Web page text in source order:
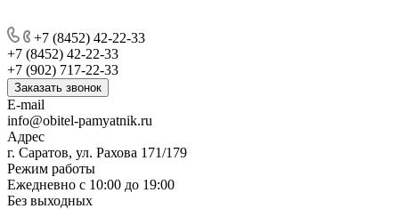
+7 (8452) 42-22-33
+7 (8452) 42-22-33
+7 (902) 717-22-33
Заказать звонок
E-mail
info@obitel-pamyatnik.ru
Адрес
г. Саратов, ул. Рахова 171/179
Режим работы
Ежедневно с 10:00 до 19:00
Без выходных